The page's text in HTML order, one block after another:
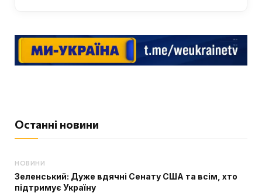
Останні новини
НОВИНИ
Зеленський: Дуже вдячні Сенату США та всім, хто
підтримує Україну